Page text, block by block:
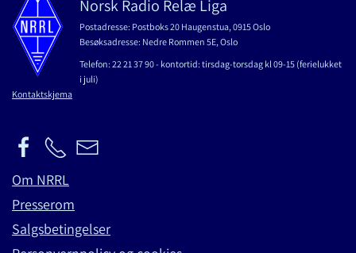
Norsk Radio Relæ Liga
Postadresse: Postboks 20 Haugenstua, 0915 Oslo
Besøksadresse: Nedre Rommen 5E, Oslo
Telefon: 22 21 37 90 - kontortid: tirsdag-torsdag kl 09-15 (ferielukket
i juli)
Kontaktskjema
Om NRRL
Presserom
Salgsbetingelser